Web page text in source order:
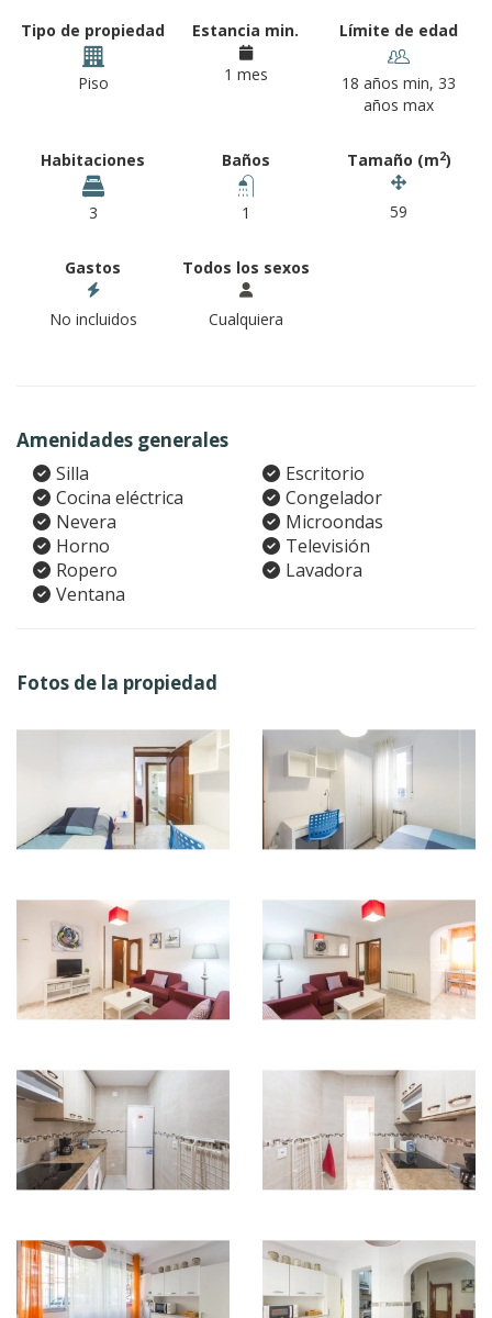
Tipo de propiedad
Piso
Estancia min.
1 mes
Límite de edad
18 años min, 33
años max
Habitaciones
3
Baños
1
Tamaño (m2)
59
Gastos
No incluidos
Todos los sexos
Cualquiera
Amenidades generales
Silla
Escritorio
Cocina eléctrica
Congelador
Nevera
Microondas
Horno
Televisión
Ropero
Lavadora
Ventana
Fotos de la propiedad